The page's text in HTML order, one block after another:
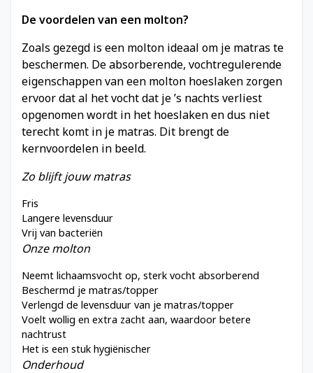
De voordelen van een molton?
Zoals gezegd is een molton ideaal om je matras te
beschermen. De absorberende, vochtregulerende
eigenschappen van een molton hoeslaken zorgen
ervoor dat al het vocht dat je ’s nachts verliest
opgenomen wordt in het hoeslaken en dus niet
terecht komt in je matras. Dit brengt de
kernvoordelen in beeld.
Zo blijft jouw matras
Fris
Langere levensduur
Vrij van bacteriën
Onze molton
Neemt lichaamsvocht op, sterk vocht absorberend
Beschermd je matras/topper
Verlengd de levensduur van je matras/topper
Voelt wollig en extra zacht aan, waardoor betere
nachtrust
Het is een stuk hygiënischer
Onderhoud